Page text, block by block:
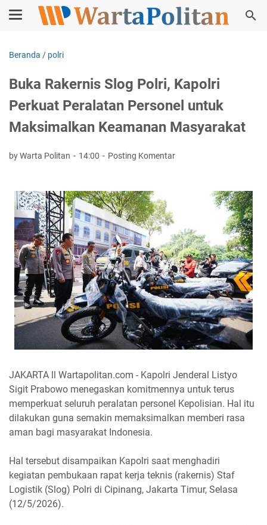
Beranda / polri
Buka Rakernis Slog Polri, Kapolri
Perkuat Peralatan Personel untuk
Maksimalkan Keamanan Masyarakat
by Warta Politan 14:00 Posting Komentar
JAKARTA ll Wartapolitan.com - Kapolri Jenderal Listyo
Sigit Prabowo menegaskan komitmennya untuk terus
memperkuat seluruh peralatan personel Kepolisian. Hal itu
dilakukan guna semakin memaksimalkan memberi rasa
aman bagi masyarakat Indonesia.
Hal tersebut disampaikan Kapolri saat menghadiri
kegiatan pembukaan rapat kerja teknis (rakernis) Staf
Logistik (Slog) Polri di Cipinang, Jakarta Timur, Selasa
(12/5/2026).